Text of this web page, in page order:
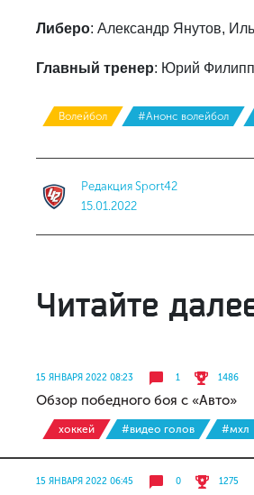
Либеро: Александр Янутов,
Главный тренер: Юрий
Волейбол #Анонс волейбол
Редакция Sport42
15.01.2022
Читайте
15 ЯНВАРЯ 2022 08:23 1 1486
Обзор победного боя с «Авто»
хоккей #видео голов #мхл
15 ЯНВАРЯ 2022 06:45 0 1275